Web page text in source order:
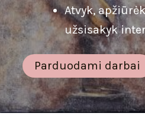
Atvyk,
užsisakyk
Parduodami darbai